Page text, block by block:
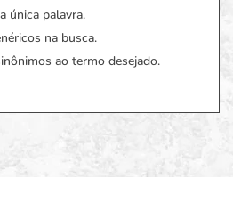
única palavra.
na busca.
ao termo desejado.